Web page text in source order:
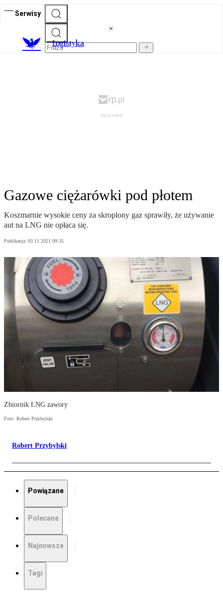
Serwisy
Logistyka
Gazowe ciężarówki pod płotem
Koszmarnie wysokie ceny za skroplony gaz sprawiły, że używanie
aut na LNG nie opłaca się.
Publikacja: 03.11.2021 09:35
Zbiornik LNG zawory
Foto: Robert Przybylski
Robert Przybylski
Powiązane
Polecane
Najnowsze
Tagi